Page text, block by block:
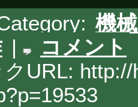
機
|
コメント
クURL: